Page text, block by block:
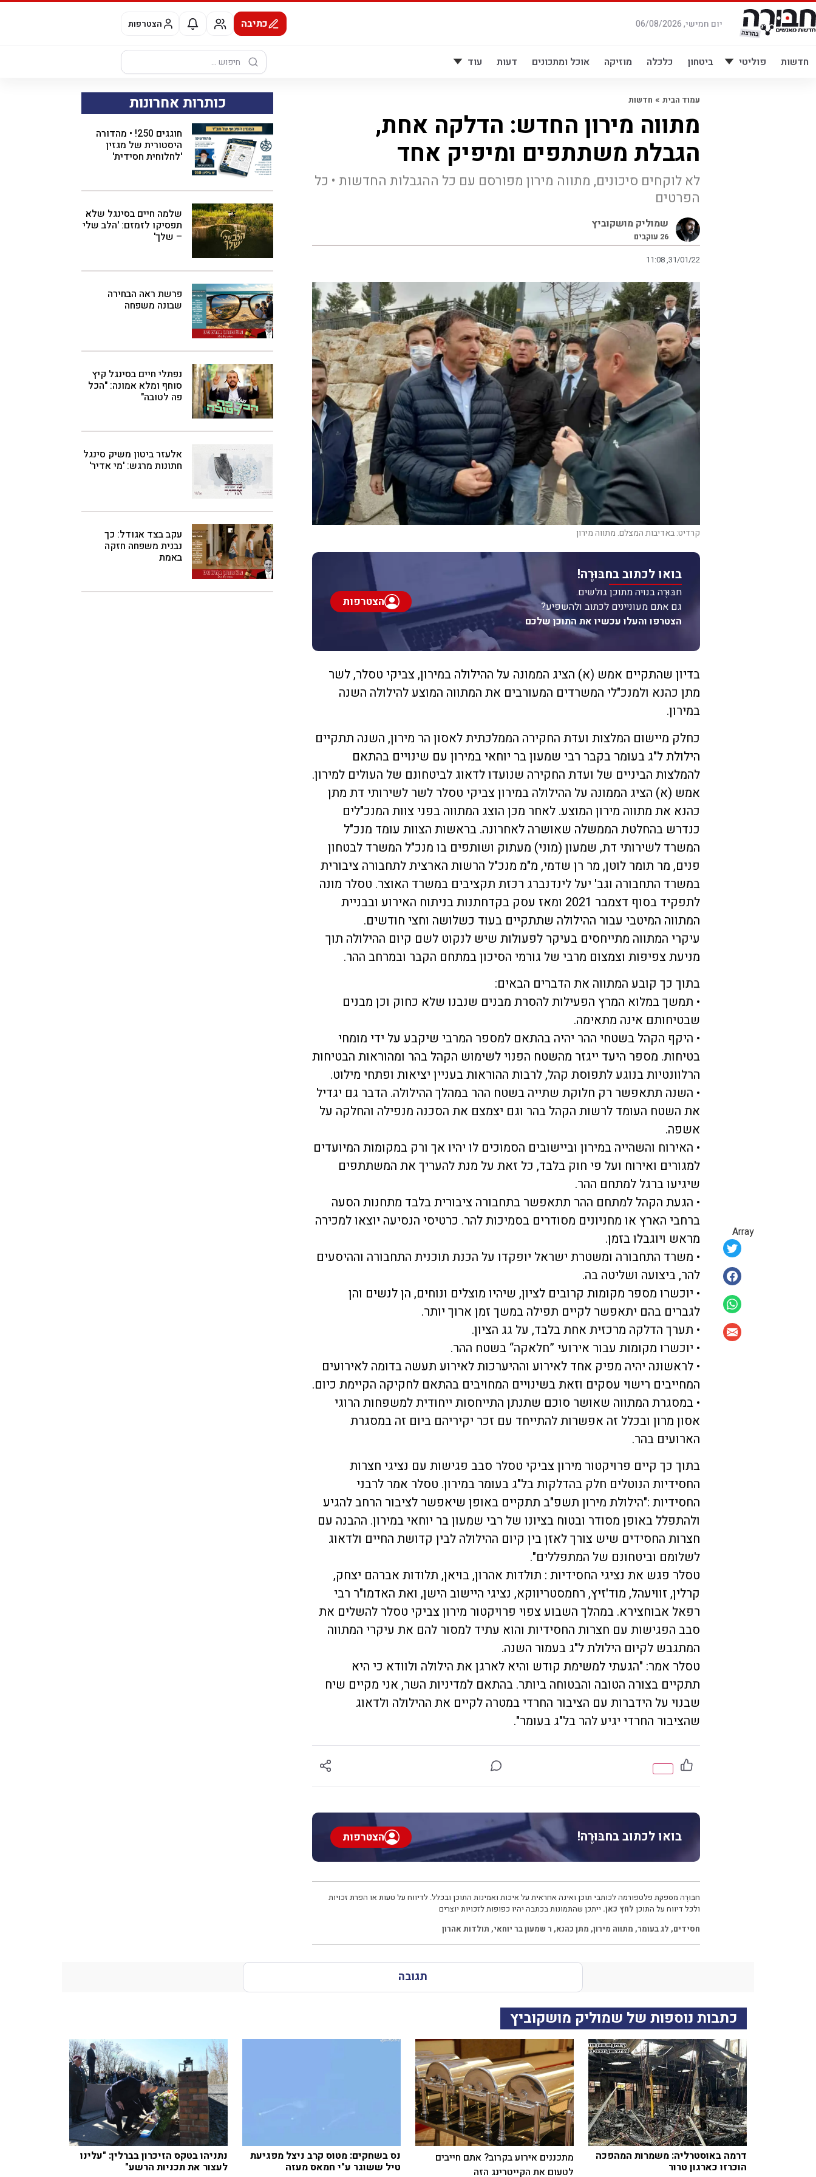
דלג
לתוכן
יום חמישי, 06/08/2026 כתיבה הצטרפות
חדשות פוליטי ביטחון כלכלה מוזיקה אוכל ומתכונים דעות עוד
חיפוש:
Array
עמוד הבית » חדשות
מתווה מירון החדש: הדלקה אחת,
הגבלת משתתפים ומיפיק אחד
לא לוקחים סיכונים, מתווה מירון מפורסם עם כל ההגבלות החדשות • כל
הפרטים
שמוליק מושקוביץ
26 עוקבים
11:08 ,31/01/22
קרדיט: באדיבות המצלם. מתווה מירון
בואו לכתוב בחבּוּרֶה!
חבּוּרֶה בנויה מתוכן גולשים.
גם אתם מעוניינים לכתוב ולהשפיע?
הצטרפו והעלו עכשיו את התוכן שלכם
הצטרפות
בדיון שהתקיים אמש (א) הציג הממונה על ההילולה במירון, צביקי טסלר, לשר
מתן כהנא ולמנכ"לי המשרדים המעורבים את המתווה המוצע להילולה השנה
במירון.
כחלק מיישום המלצות ועדת החקירה הממלכתית לאסון הר מירון, השנה תתקיים
הילולת ל"ג בעומר בקבר רבי שמעון בר יוחאי במירון עם שינויים בהתאם
להמלצות הביניים של ועדת החקירה שנועדו לדאוג לביטחונם של העולים למירון.
אמש (א) הציג הממונה על ההילולה במירון צביקי טסלר לשר לשירותי דת מתן
כהנא את מתווה מירון המוצע. לאחר מכן הוצג המתווה בפני צוות המנכ"לים
כנדרש בהחלטת הממשלה שאושרה לאחרונה. בראשות הצוות עומד מנכ"ל
המשרד לשירותי דת, שמעון (מוני) מעתוק ושותפים בו מנכ"ל המשרד לבטחון
פנים, מר תומר לוטן, מר רן שדמי, מ"מ מנכ"ל הרשות הארצית לתחבורה ציבורית
במשרד התחבורה וגב' יעל לינדנברג רכזת תקציבים במשרד האוצר. טסלר מונה
לתפקיד בסוף דצמבר 2021 ומאז עסק בקדחתנות בניתוח האירוע ובבניית
המתווה המיטבי עבור ההילולה שתתקיים בעוד כשלושה וחצי חודשים.
עיקרי המתווה מתייחסים בעיקר לפעולות שיש לנקוט לשם קיום ההילולה תוך
מניעת צפיפות וצמצום מרבי של גורמי הסיכון במתחם הקבר ובמרחב ההר.
בתוך כך קובע המתווה את הדברים הבאים:
• תמשך במלוא המרץ הפעילות להסרת מבנים שנבנו שלא כחוק וכן מבנים
שבטיחותם אינה מתאימה.
• היקף הקהל בשטחי ההר יהיה בהתאם למספר המרבי שיקבע על ידי מומחי
בטיחות. מספר היעד ייגזר מהשטח הפנוי לשימוש הקהל בהר ומהוראות הבטיחות
הרלוונטיות בנוגע לתפוסת קהל, לרבות ההוראות בעניין יציאות ופתחי מילוט.
• השנה תתאפשר רק חלוקת שתייה בשטח ההר במהלך ההילולה. הדבר גם יגדיל
את השטח העומד לרשות הקהל בהר וגם יצמצם את הסכנה מנפילה והחלקה על
אשפה.
• האירוח והשהייה במירון וביישובים הסמוכים לו יהיו אך ורק במקומות המיועדים
למגורים ואירוח ועל פי חוק בלבד, כל זאת על מנת להעריך את המשתתפים
שיגיעו ברגל למתחם ההר.
• הגעת הקהל למתחם ההר תתאפשר בתחבורה ציבורית בלבד מתחנות הסעה
ברחבי הארץ או מחניונים מסודרים בסמיכות להר. כרטיסי הנסיעה יוצאו למכירה
מראש ויוגבלו בזמן.
• משרד התחבורה ומשטרת ישראל יופקדו על הכנת תוכנית התחבורה וההיסעים
להר, ביצועה ושליטה בה.
• יוכשרו מספר מקומות קרובים לציון, שיהיו מוצלים ונוחים, הן לנשים והן
לגברים בהם יתאפשר לקיים תפילה במשך זמן ארוך יותר.
• תערך הדלקה מרכזית אחת בלבד, על גג הציון.
• יוכשרו מקומות עבור אירועי ”חלאקה“ בשטח ההר.
• לראשונה יהיה מפיק אחד לאירוע וההיערכות לאירוע תעשה בדומה לאירועים
המחייבים רישוי עסקים וזאת בשינויים המחויבים בהתאם לחקיקה הקיימת כיום.
• במסגרת המתווה שאושר סוכם שתנתן התייחסות ייחודית למשפחות הרוגי
אסון מרון ובכלל זה אפשרות להתייחד עם זכר יקיריהם ביום זה במסגרת
הארועים בהר.
בתוך כך קיים פרויקטור מירון צביקי טסלר סבב פגישות עם נציגי חצרות
החסידיות הנוטלים חלק בהדלקות בל"ג בעומר במירון. טסלר אמר לרבני
החסידיות :"הילולת מירון תשפ"ב תתקיים באופן שיאפשר לציבור הרחב להגיע
ולהתפלל באופן מסודר ובטוח בציונו של רבי שמעון בר יוחאי במירון. ההבנה עם
חצרות החסידים שיש צורך לאזן בין קיום ההילולה לבין קדושת החיים ולדאוג
לשלומם וביטחונם של המתפללים".
טסלר פגש את נציגי החסידיות : תולדות אהרון, בויאן, תלודות אברהם יצחק,
קרלין, זוויעהל, מוד'זיץ, רחמסטריווקא, נציגי היישוב הישן, ואת האדמו"ר רבי
רפאל אבוחצירא. במהלך השבוע צפוי פרויקטור מירון צביקי טסלר להשלים את
סבב הפגישות עם חצרות החסידיות והוא עתיד למסור להם את עיקרי המתווה
המתגבש לקיום הילולת ל"ג בעמור השנה.
טסלר אמר: "הגעתי למשימת קודש והיא לארגן את הילולה ולוודא כי היא
תתקיים בצורה הטובה והבטוחה ביותר. בהתאם למדיניות השר, אני מקיים שיח
שבנוי על הידברות עם הציבור החרדי במטרה לקיים את ההילולה ולדאוג
שהציבור החרדי יגיע להר בל"ג בעומר".
בואו לכתוב בחבּוּרֶה! הצטרפות
חבּוּרֶה מספקת פלטפורמה לכותבי תוכן ואינה אחראית על איכות ואמינות התוכן ובכלל. לדיווח על טעות או הפרת זכויות
ולכל דיווח על התוכן לחץ כאן. ייתכן שהתמונות בכתבה יהיו כפופות לזכויות יוצרים
חסידים, לג בעומר, מתווה מירון, מתן כהנא, ר שמעון בר יוחאי, תולדות אהרון
כותרות אחרונות
חוגגים 250! • מהדורה
היסטורית של מגזין
'לחלוחית חסידית'
שלמה חיים בסינגל שלא
תפסיקו לזמזם: 'הלב שלי
– שלך'
פרשת ראה הבחירה
שבונה משפחה
נפתלי חיים בסינגל קיץ
סוחף ומלא אמונה: "הכל
פה לטובה"
אלעזר ביטון משיק סינגל
חתונות מרגש: 'מי אדיר'
עקב בצד אגודל: כך
נבנית משפחה חזקה
באמת
תגובה
כתבות נוספות של שמוליק מושקוביץ
דרמה באוסטרליה: משמרות המהפכה
הוכרזו כארגון טרור
מתכננים אירוע בקרוב? אתם חייבים
לטעום את הקייטרינג הזה
נס בשחקים: מטוס קרב ניצל מפגיעת
טיל ששוגר ע"י חמאס מעזה
נתניהו בטקס הזיכרון בברלין: "עלינו
לעצור את תכניות הרשע"